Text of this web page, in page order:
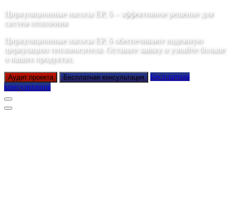
Циркуляционные насосы EP, S – эффективное решение для
систем отопления
Циркуляционные насосы EP, S обеспечивают надежную
циркуляцию теплоносителя. Оставьте заявку и узнайте больше
о наших продуктах.
Аудит проекта Бесплатная консультация
Бесплатная
консультация